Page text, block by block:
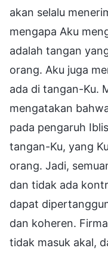
akan selalu
mengapa Aku
adalah tangan
orang. Aku juga
ada di tangan-Ku.
mengatakan
pada pengaruh
tangan-Ku, yang
orang. Jadi,
dan tidak ada
dapat
dan koheren.
tidak masuk akal,